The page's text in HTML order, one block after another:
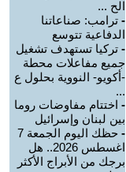
الح ...
- ترامب: صناعاتنا
الدفاعية تتوسع
- تركيا تستهدف تشغيل
جميع مفاعلات محطة
-أكويو- النووية بحلول ع
...
- اختتام مفاوضات روما
بين لبنان وإسرائيل
-
حظك اليوم الجمعة 7
اغسطس 2026.. هل
برجك من الأبراج الأكثر